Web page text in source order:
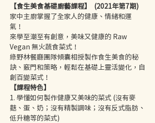
【食生美食基礎廚藝課程】  (2021年第7期)
家中主廚掌握了全家人的健康、情緒和運
氣！
來學至潮至有創意，美味又健康的 Raw
Vegan 無火蔬食菜式！
綠野林餐廳團隊傾囊相授製作食生美食的秘
訣、竅門和策略，輕鬆在基礎上靈活變化，自
創百變菜式！
【課程特色】
1. 學懂如何製作健康又美味的菜式 (沒有麥
麩、蛋、奶；沒有精製調味；沒有反式脂肪、
低升糖等的菜式)